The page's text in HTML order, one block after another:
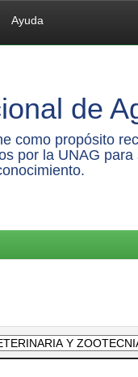
Ayuda
de
como propósito
por la UNAG